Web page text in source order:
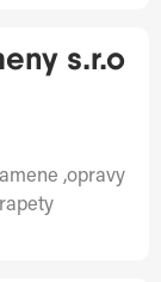
s.r.o
,opravy